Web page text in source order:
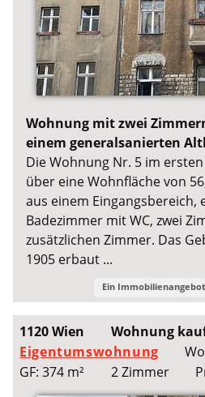
Wohnung mit zwei
einem generalsanierten
Die Wohnung Nr. 5 im
über eine Wohnfläche von
aus einem Eingangsbereich,
Badezimmer mit WC, zwei
zusätzlichen Zimmer. Das
1905 erbaut ...
Ein
1120 Wien
Wohnung
Eigentumswohnung
GF: 374 m²
2 Zimmer